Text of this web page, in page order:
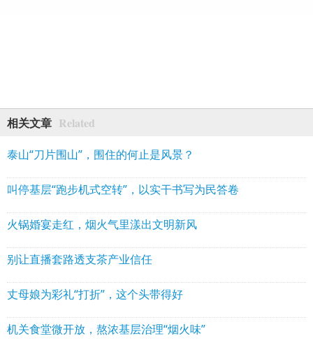
相关文章 Related
泰山“刀片围山”，围住的何止是风景？
叫停基层“跑步机式空转”，以实干书写为民答卷
火锅婚宴走红，烟火气里漾出文明新风
别让直播套路透支茶产业信任
丈母娘为彩礼“打折”，这个头带得好
机关食堂微开放，熬浓基层治理“烟火味”